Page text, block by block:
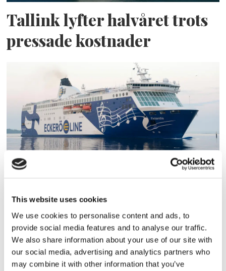
This website uses cookies
We use cookies to personalise content and ads, to
provide social media features and to analyse our traffic.
We also share information about your use of our site with
our social media, advertising and analytics partners who
may combine it with other information that you’ve
Tallink lyfter halvåret trots
pressade kostnader
Eckerö tyngs av höga
bränslekostnader men
frakten fortsätter växa